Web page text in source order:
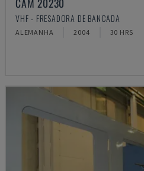
VHF - FRESADORA DE BANCADA
ALEMANHA 2004 30 HRS